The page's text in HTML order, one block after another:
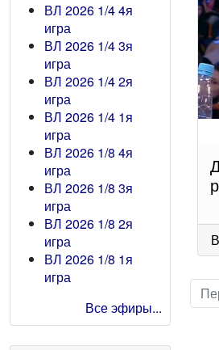
ВЛ 2026 1/4 4я
игра
ВЛ 2026 1/4 3я
игра
ВЛ 2026 1/4 2я
игра
ВЛ 2026 1/4 1я
игра
ВЛ 2026 1/8 4я
игра
ВЛ 2026 1/8 3я
игра
ВЛ 2026 1/8 2я
игра
ВЛ 2026 1/8 1я
игра
Все эфиры...